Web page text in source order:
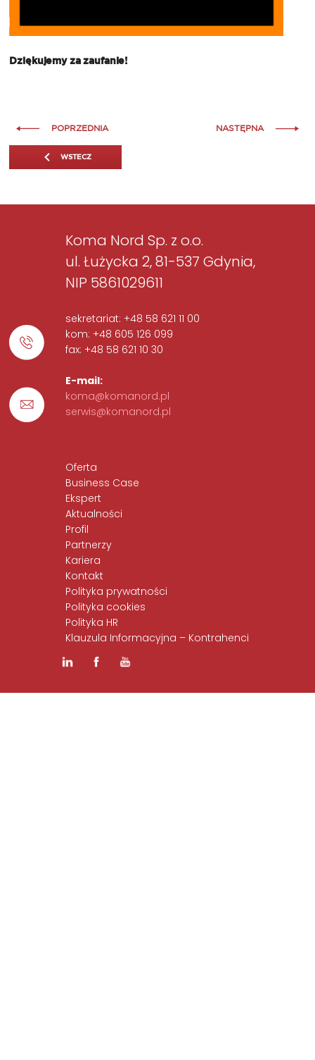
Dziękujemy za zaufanie!
POPRZEDNIA NASTĘPNA
WSTECZ
Koma Nord Sp. z o.o.
ul. Łużycka 2, 81-537 Gdynia,
NIP 5861029611
sekretariat: +48 58 621 11 00
kom: +48 605 126 099
fax: +48 58 621 10 30
E-mail:
koma@komanord.pl
serwis@komanord.pl
Oferta
Business Case
Ekspert
Aktualności
Profil
Partnerzy
Kariera
Kontakt
Polityka prywatności
Polityka cookies
Polityka HR
Klauzula Informacyjna – Kontrahenci